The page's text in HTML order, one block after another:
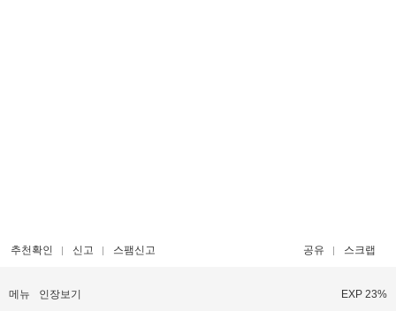
추천확인 신고 스팸신고 공유 스크랩
메뉴 인장보기 EXP 23%